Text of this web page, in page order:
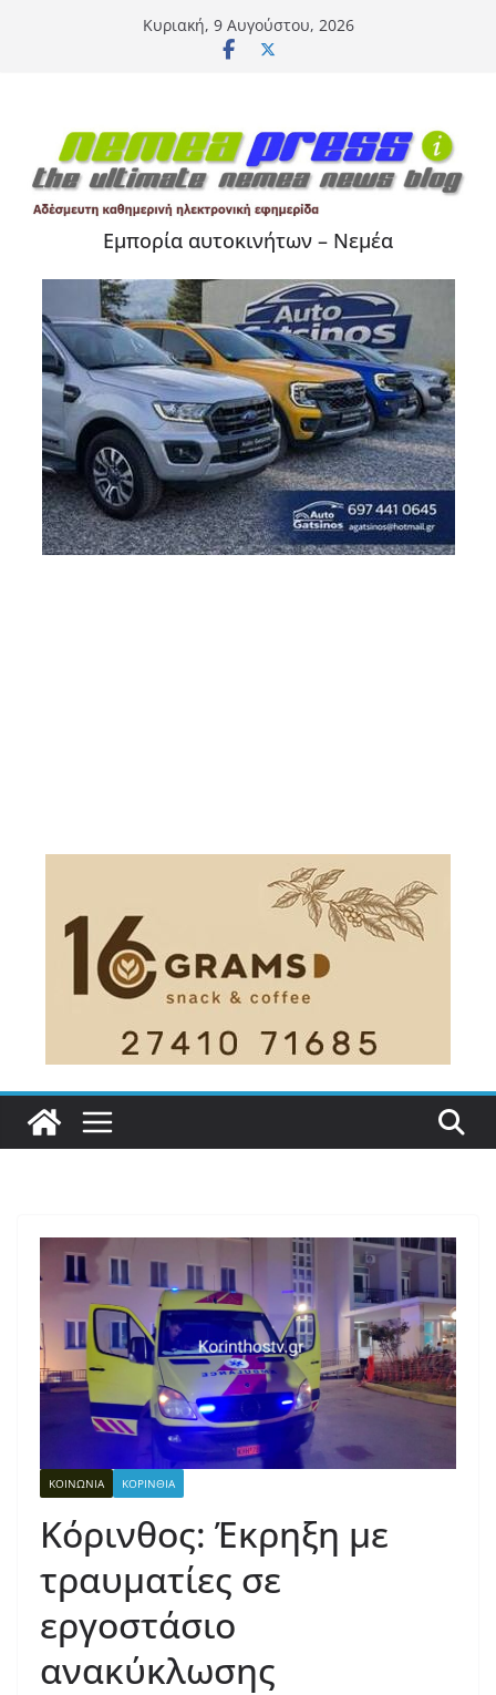
Κυριακή, 9 Αυγούστου, 2026
Εμπορία αυτοκινήτων – Νεμέα
ΚΟΙΝΩΝΙΑ ΚΟΡΙΝΘΙΑ
Κόρινθος: Έκρηξη με
τραυματίες σε
εργοστάσιο
ανακύκλωσης